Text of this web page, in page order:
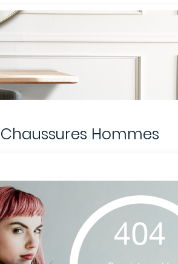
Chaussures Hommes